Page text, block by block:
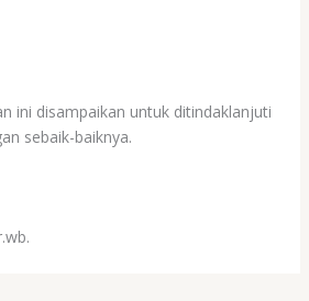
ini disampaikan untuk ditindaklanjuti
sebaik-baiknya.